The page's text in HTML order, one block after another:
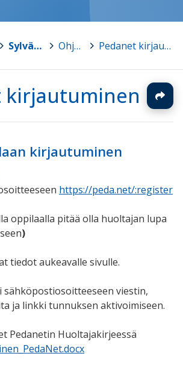
> Sylvään koulu Ohjeita Pedanet kirjautuminen
kirjautuminen
kirjautuminen
https://peda.net/:register
oppilaalla pitää olla huoltajan lupa
)
tiedot aukeavalle sivulle.
sähköpostiosoitteeseen viestin,
ja linkki tunnuksen aktivoimiseen.
Pedanetin Huoltajakirjeessä